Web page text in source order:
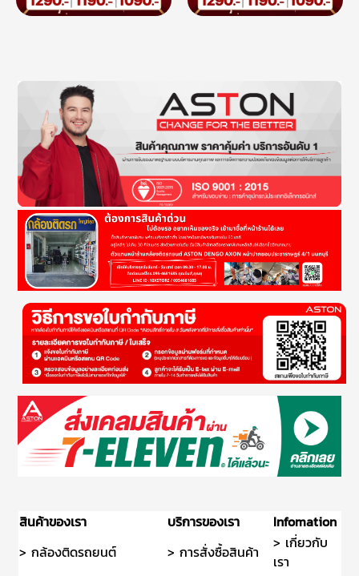
สินค้าของเรา บริการของเรา
Infomation
> กล้องติดรถยนต์
> การสั่งซื้อสินค้า
> เกี่ยวกับ
เรา